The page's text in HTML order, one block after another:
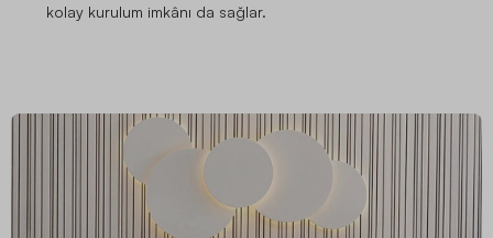
kolay kurulum imkânı da sağlar.